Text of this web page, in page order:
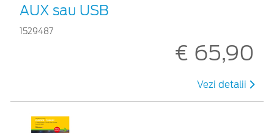
AUX sau USB
1529487
€ 65,90
Vezi detalii